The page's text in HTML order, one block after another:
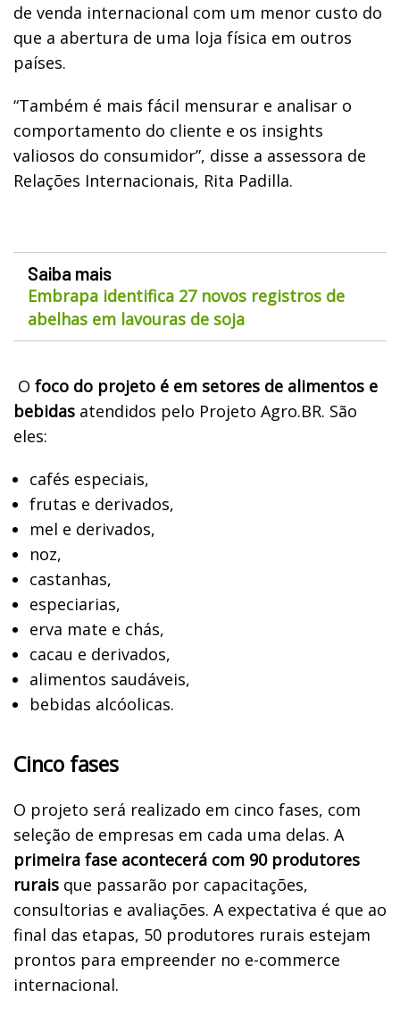
de venda internacional com um menor custo do
que a abertura de uma loja física em outros
países.
“Também é mais fácil mensurar e analisar o
comportamento do cliente e os insights
valiosos do consumidor”, disse a assessora de
Relações Internacionais, Rita Padilla.
Saiba mais
Embrapa identifica 27 novos registros de
abelhas em lavouras de soja
O foco do projeto é em setores de alimentos e
bebidas atendidos pelo Projeto Agro.BR. São
eles:
cafés especiais,
frutas e derivados,
mel e derivados,
noz,
castanhas,
especiarias,
erva mate e chás,
cacau e derivados,
alimentos saudáveis,
bebidas alcóolicas.
Cinco fases
O projeto será realizado em cinco fases, com
seleção de empresas em cada uma delas. A
primeira fase acontecerá com 90 produtores
rurais que passarão por capacitações,
consultorias e avaliações. A expectativa é que ao
final das etapas, 50 produtores rurais estejam
prontos para empreender no e-commerce
internacional.